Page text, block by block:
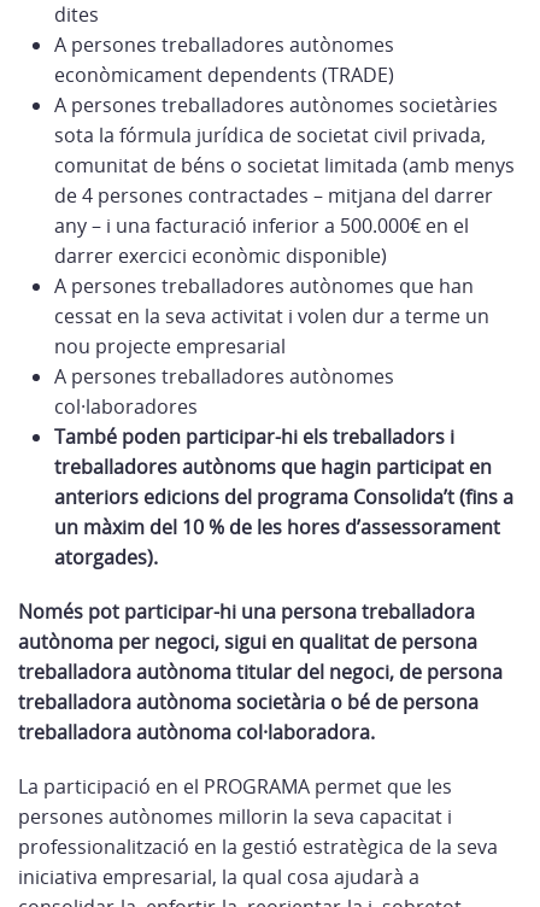
dites
A persones treballadores autònomes
econòmicament dependents (TRADE)
A persones treballadores autònomes societàries
sota la fórmula jurídica de societat civil privada,
comunitat de béns o societat limitada (amb menys
de 4 persones contractades – mitjana del darrer
any – i una facturació inferior a 500.000€ en el
darrer exercici econòmic disponible)
A persones treballadores autònomes que han
cessat en la seva activitat i volen dur a terme un
nou projecte empresarial
A persones treballadores autònomes
col·laboradores
També poden participar-hi els treballadors i
treballadores autònoms que hagin participat en
anteriors edicions del programa Consolida’t (fins a
un màxim del 10 % de les hores d’assessorament
atorgades).
Només pot participar-hi una persona treballadora
autònoma per negoci, sigui en qualitat de persona
treballadora autònoma titular del negoci, de persona
treballadora autònoma societària o bé de persona
treballadora autònoma col·laboradora.
La participació en el PROGRAMA permet que les
persones autònomes millorin la seva capacitat i
professionalització en la gestió estratègica de la seva
iniciativa empresarial, la qual cosa ajudarà a